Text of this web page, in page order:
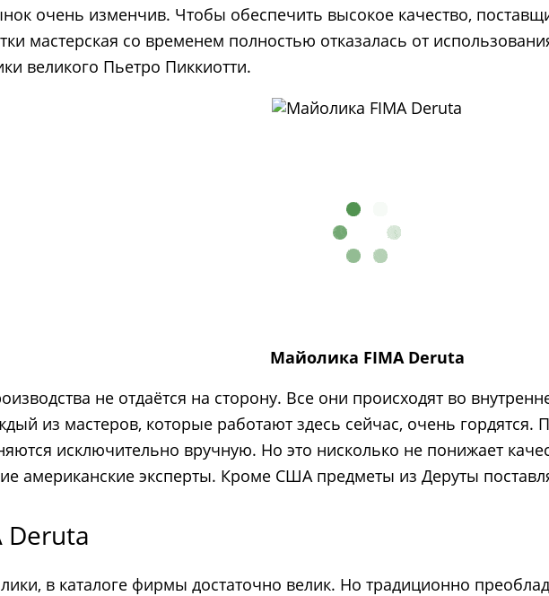
очень изменчив. Чтобы обеспечить высокое качество,
мастерская со временем полностью отказалась от
великого Пьетро Пиккиотти.
Майолика FIMA Deruta
не отдаётся на сторону. Все они происходят во
из мастеров, которые работают здесь сейчас, очень гордятся.
исключительно вручную. Но это нисколько не понижает
американские эксперты. Кроме США предметы из Деруты
Deruta
в каталоге фирмы достаточно велик. Но традиционно